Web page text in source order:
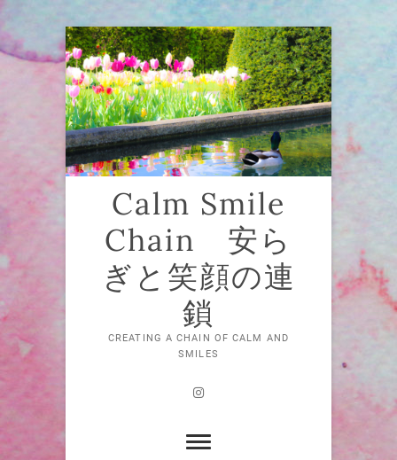
Skip
to
content
Calm Smile
Chain 安ら
ぎと笑顔の連
鎖
CREATING A CHAIN OF CALM AND
SMILES
Instagram